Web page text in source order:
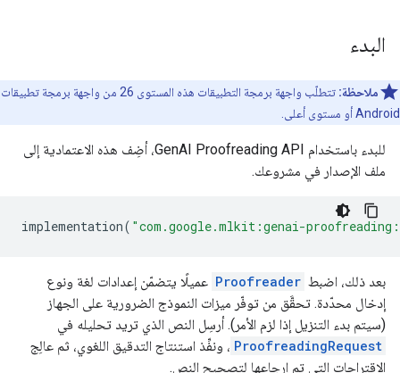
البدء
ملاحظة:
تتطلّب واجهة برمجة التطبيقات هذه المستوى 26 من واجهة برمجة تطبيقات
Android أو مستوى أعلى.
للبدء باستخدام GenAI Proofreading API، أضِف هذه الاعتمادية إلى
ملف الإصدار في مشروعك.
implementation( "com.google.mlkit:genai-
بعد ذلك، اضبط Proofreader عميلًا يتضمّن إعدادات لغة ونوع
إدخال محدّدة. تحقَّق من توفّر ميزات النموذج الضرورية على الجهاز
(سيتم بدء التنزيل إذا لزم الأمر). أرسِل النص الذي تريد تحليله في
ProofreadingRequest ، ونفِّذ استنتاج التدقيق اللغوي، ثم عالِج
الاقتراحات التي تم إرجاعها لتصحيح النص.